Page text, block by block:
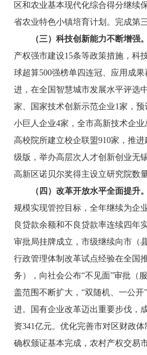
区和农业基本现代化综合得分继续
省农业特色小镇培育计划。完成第
（三）科技创新能力不断增强。
产权强市建设15条等政策措施，科
球超算500强榜单四连冠、应用成
进，在全国智慧城市发展水平评选
家、国家技术创新示范企业1家，
小巨人企业4家，全市高新技术企
高校院所建立校企联盟910家，推
级版，举办高层次人才创新创业无
高新区诺贝尔奖得主设立研究院数
（四）改革开放水平全面提升。
规模实现管控目标，全年继续为企
良贷款余额和不良贷款率连续四年
审批局挂牌成立，市级继续向市（
行政管理体制改革试点经验在全国
务），向社会公布“不见面”审批（
盖范围不断扩大，“双随机、一公
进。国有企业改革迈出重要步伐，
资341亿元。优化完善市对区财政
确权颁证基本完成，农村产权交易